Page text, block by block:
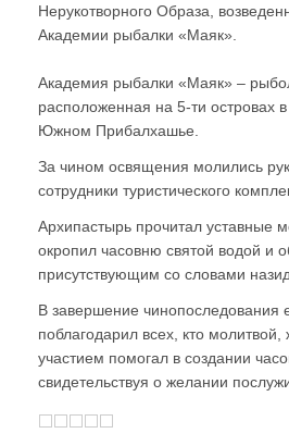
Нерукотворного Образа,
Академии рыбалки «Маяк».
Академия рыбалки «Маяк» –
расположенная на 5-ти островах
Южном Прибалхашье.
За чином освящения молились
сотрудники туристического
Архипастырь прочитал уставные
окропил часовню святой водой и
присутствующим со словами
В завершение чинопоследования
поблагодарил всех, кто
участием помогал в создании
свидетельствуя о желании